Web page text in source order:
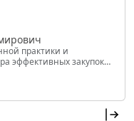
практики и
эффективных закупок